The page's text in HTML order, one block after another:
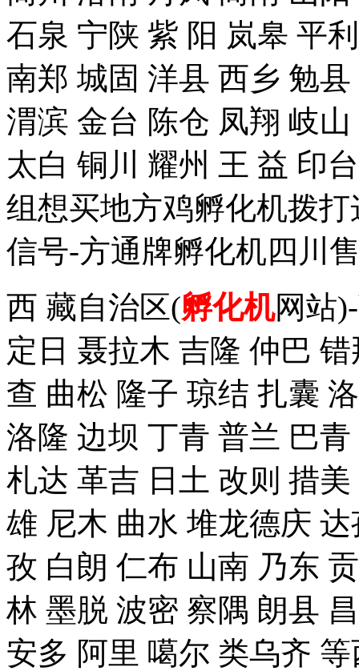
石泉 宁陕 紫 阳 岚皋 平
南郑 城固 洋县 西乡 勉
渭滨 金台 陈仓 凤翔 岐
太白 铜川 耀州 王 益 印
组想买地方鸡孵化机拨打
信号-方通牌孵化机四川
西 藏自治区(孵化机网站
定日 聂拉木 吉隆 仲巴
查 曲松 隆子 琼结 扎囊
洛隆 边坝 丁青 普兰 巴
札达 革吉 日土 改则 措
雄 尼木 曲水 堆龙德庆
孜 白朗 仁布 山南 乃东
林 墨脱 波密 察隅 朗县
安多 阿里 噶尔 类乌齐